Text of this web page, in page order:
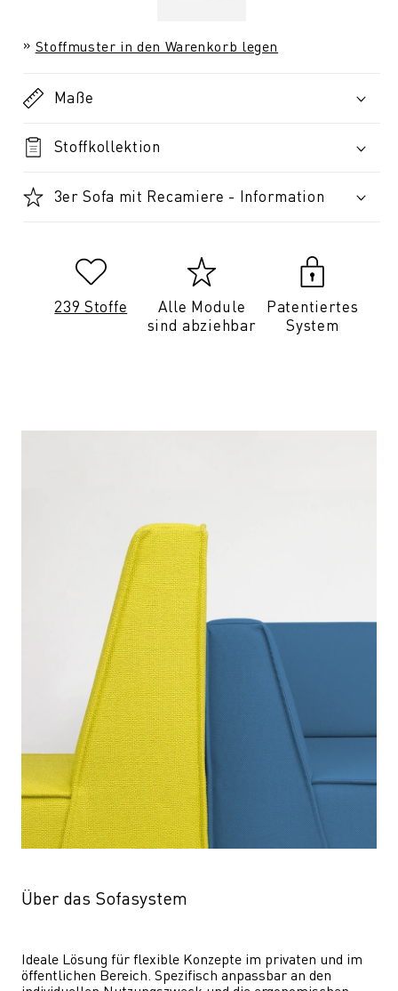
Stoffmuster in den Warenkorb legen
Maße
Stoffkollektion
3er Sofa mit Recamiere - Information
239 Stoffe
Alle Module
sind abziehbar
Patentiertes
System
Über das Sofasystem
Ideale Lösung für flexible Konzepte im privaten und im
öffentlichen Bereich. Spezifisch anpassbar an den